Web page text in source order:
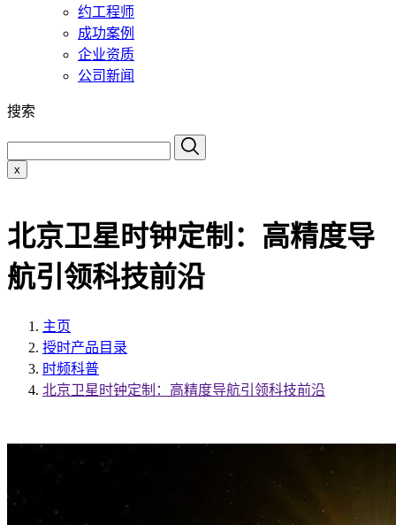
约工程师
成功案例
企业资质
公司新闻
搜索
x
北京卫星时钟定制：高精度导
航引领科技前沿
主页
授时产品目录
时频科普
北京卫星时钟定制：高精度导航引领科技前沿